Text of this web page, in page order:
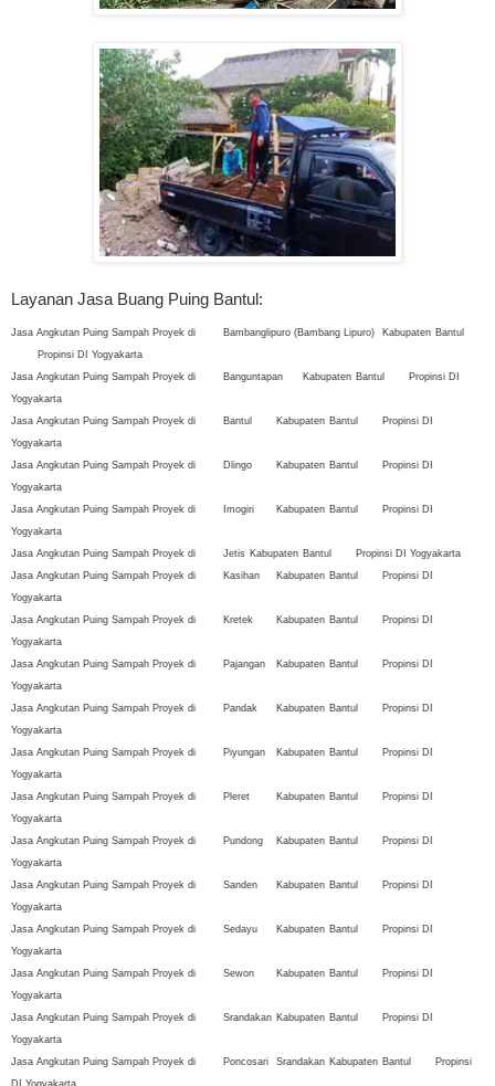
Layanan Jasa Buang Puing Bantul:
Jasa Angkutan Puing Sampah Proyek di Bambanglipuro (Bambang Lipuro) Kabupaten Bantul
Propinsi DI Yogyakarta
Jasa Angkutan Puing Sampah Proyek di
Banguntapan Kabupaten Bantul
Propinsi DI
Yogyakarta
Jasa Angkutan Puing Sampah Proyek di
Bantul Kabupaten Bantul
Propinsi DI
Yogyakarta
Jasa Angkutan Puing Sampah Proyek di
Dlingo Kabupaten Bantul
Propinsi DI
Yogyakarta
Jasa Angkutan Puing Sampah Proyek di
Imogiri Kabupaten Bantul
Propinsi DI
Yogyakarta
Jasa Angkutan Puing Sampah Proyek di
Jetis Kabupaten Bantul
Propinsi DI Yogyakarta
Jasa Angkutan Puing Sampah Proyek di
Kasihan Kabupaten Bantul
Propinsi DI
Yogyakarta
Jasa Angkutan Puing Sampah Proyek di
Kretek Kabupaten Bantul
Propinsi DI
Yogyakarta
Jasa Angkutan Puing Sampah Proyek di
Pajangan Kabupaten Bantul
Propinsi DI
Yogyakarta
Jasa Angkutan Puing Sampah Proyek di
Pandak Kabupaten Bantul
Propinsi DI
Yogyakarta
Jasa Angkutan Puing Sampah Proyek di
Piyungan Kabupaten Bantul
Propinsi DI
Yogyakarta
Jasa Angkutan Puing Sampah Proyek di
Pleret Kabupaten Bantul
Propinsi DI
Yogyakarta
Jasa Angkutan Puing Sampah Proyek di
Pundong Kabupaten Bantul
Propinsi DI
Yogyakarta
Jasa Angkutan Puing Sampah Proyek di
Sanden Kabupaten Bantul
Propinsi DI
Yogyakarta
Jasa Angkutan Puing Sampah Proyek di
Sedayu Kabupaten Bantul
Propinsi DI
Yogyakarta
Jasa Angkutan Puing Sampah Proyek di
Sewon Kabupaten Bantul
Propinsi DI
Yogyakarta
Jasa Angkutan Puing Sampah Proyek di
Srandakan Kabupaten Bantul
Propinsi DI
Yogyakarta
Jasa Angkutan Puing Sampah Proyek di
Poncosari Srandakan Kabupaten Bantul
Propinsi